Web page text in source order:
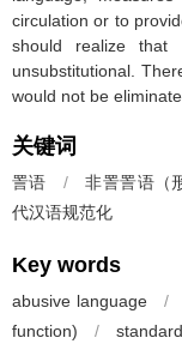
circulation or to
should realize that
unsubstitutional.
would not be
关键词
詈语 / 非詈詈语（
代汉语规范化
Key words
abusive language /
function)
/